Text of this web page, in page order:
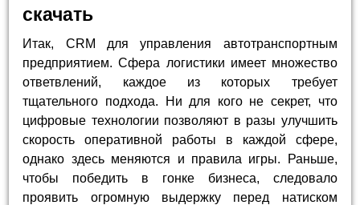
скачать
Итак, CRM для управления автотранспортным
предприятием. Сфера логистики имеет множество
ответвлений, каждое из которых требует
тщательного подхода. Ни для кого не секрет, что
цифровые технологии позволяют в разы улучшить
скорость оперативной работы в каждой сфере,
однако здесь меняются и правила игры. Раньше,
чтобы победить в гонке бизнеса, следовало
проявить огромную выдержку перед натиском